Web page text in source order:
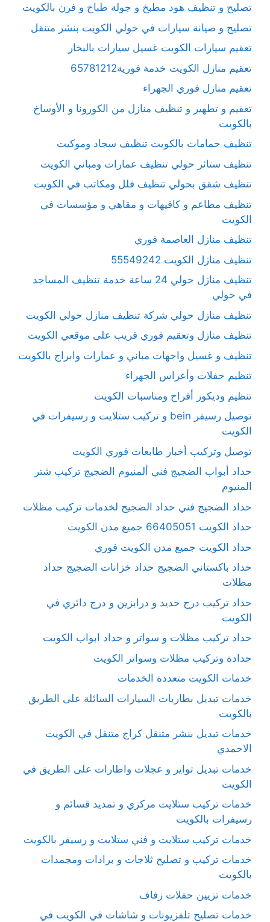
تصليح و تنظيف هود مطبخ و جولة طباخ و فرن بالكويت
تصليح و صيانة سيارات في حولي الكويت بنشر متنقل
تعقيم سيارات الكويت غسيل سيارات بالبخار
تعقيم منازل الكويت خدمة فورية65781212
تعقيم منازل فوري الجهراء
تعقيم و تطهير و تنظيف منازل من الكورونا و الأوساخ
بالكويت
تنظيف حمامات بالكويت تنظيف سجاد وموكيت
تنظيف ستائر حولي تنظيف عمارات ومباني الكويت
تنظيف شقق بحولي تنظيف فلل ومكاتب في الكويت
تنظيف مطاعم و كافيهات و مقاهي و مؤسسات في
الكويت
تنظيف منازل العاصمة فوري
تنظيف منازل الكويت 55549242
تنظيف منازل حولي 24 ساعة خدمة تنظيف المساجد
في حولي
تنظيف منازل حولي شركة تنظيف منازل حولي الكويت
تنظيف منازل وتعقيم فوري قريب على موقعي الكويت
تنظيف و غسيل واجهات مباني و عمارات وابراج بالكويت
تنظيم حفلات وأعراس الجهراء
تنظيم وديكور أفراح ومناسبات الكويت
توصيل رسيفر bein و تركيب ستلايت و رسيفرات في
الكويت
توصيل وتركيب أخبار طابعات فوري الكويت
حداد أبواب الضجيج فني ألمنيوم الضجيج تركيب شتر
المنيوم
حداد الضجيج فني حداد الضجيج لخدمات تركيب مظلات
حداد الكويت 66405051 جميع مدن الكويت
حداد الكويت جميع مدن الكويت فوري
حداد باكستاني الضجيج حداد خزانات الضجيج حداد
مظلات
حداد تركيب درج حديد و درابزين و درج دائري في
الكويت
حداد تركيب مظلات و سواتر و حداد ابواب الكويت
حدادة وتركيب مظلات وسواتر الكويت
خدمات الكويت متعددة الخدمات
خدمات تبديل بطاريات السيارات السائلة على الطريق
بالكويت
خدمات تبديل بنشر متنقل كراج متنقل في الكويت
الاحمدي
خدمات تبديل تواير و عجلات واطارات على الطريق في
الكويت
خدمات تركيب ستلايت مركزي و تمديد قسائم و
رسيفرات بالكويت
خدمات تركيب ستلايت و فني ستلايت و رسيفر بالكويت
خدمات تركيب و تصليح ثلاجات و برادات ومجمدات
بالكويت
خدمات تزيين حفلات زفاف
خدمات تصليح تلفزيونات و شاشات في الكويت في